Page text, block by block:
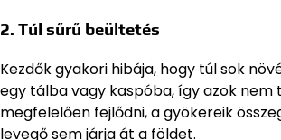
2. Túl sűrű beültetés
Kezdők gyakori hibája, hogy túl sok
egy tálba vagy kaspóba, így azok nem
megfelelően fejlődni, a gyökereik
levegő sem járja át a földet.